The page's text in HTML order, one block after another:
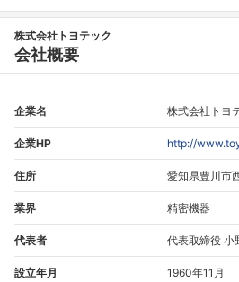
株式会社トヨテック
会社概要
企業名 株式会社トヨ
企業HP http://
住所 愛知県豊川市
業界 精密機器
代表者 代表取締役 小
設立年月 1960年11月